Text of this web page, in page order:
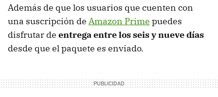
Además de que los usuarios que cuenten con
una suscripción de Amazon Prime puedes
disfrutar de entrega entre los seis y nueve días
desde que el paquete es enviado.